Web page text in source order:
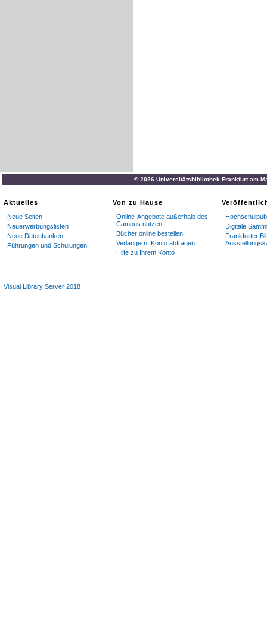
© 2026 Universitätsbibliothek Frankfurt am
Aktuelles
Neue Seiten
Neuerwerbungslisten
Neue Datenbanken
Führungen und Schulungen
Von zu Hause
Online-Angebote außerhalb des
Campus nutzen
Bücher online bestellen
Verlängern, Konto abfragen
Hilfe zu Ihrem Konto
Digitale
Frankfurter
Visual Library Server 2018